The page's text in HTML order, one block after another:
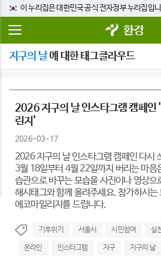
이 누리집은 대한민국 공식 전자정부 누리집입
환경
지구의 날에 대한 태그클라우드
2026 지구의 날 인스타그램 캠페인
린지'
2026-03-17
2026 지구의 날 인스타그램 캠페인 다시
3월 18일부터 4월 22일까지 버리는 마음
습관으로 바꾸는 모습을 사진이나 영상으
해시태그와 함께 올려주세요. 참가하시는
에코마일리지를 드립니다.
기후위기 서울시 시민참여 실
온라인 인스타그램 지구 지구의 날